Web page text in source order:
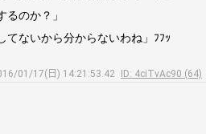
のか？」
てないから分からないわね」ﾌﾌｯ
01/17(日) 14:21:53.42
ID: 4ciTvAc90 (64)